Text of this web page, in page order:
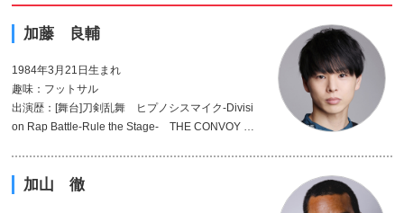
加藤 良輔
1984年3月21日生まれ
趣味：フットサル
出演歴：[舞台]刀剣乱舞 ヒプノシスマイク-Divisi
on Rap Battle-Rule the Stage- THE CONVOY S
三匹のおっさん [映画]××× KISS KISS KISS
加山 徹